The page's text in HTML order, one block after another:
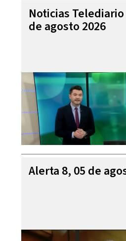
Noticias
de agosto 2026
Alerta 8, 05 de